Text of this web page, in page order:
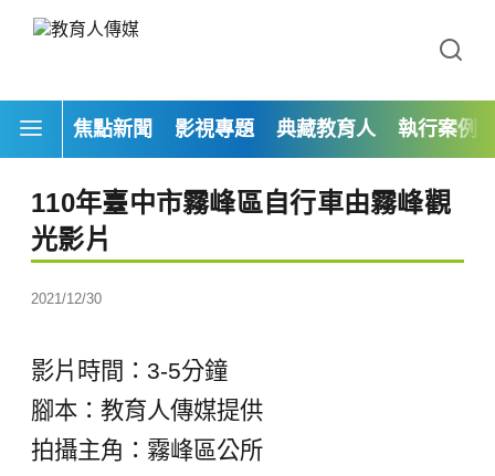
焦點新聞 影視專題 典藏教育人 執行案例
110年臺中市霧峰區自行車由霧峰觀
光影片
2021/12/30
影片時間：3-5分鐘
腳本：教育人傳媒提供
拍攝主角：霧峰區公所